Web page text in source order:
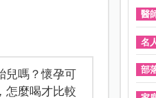
兒嗎？懷孕可
怎麼喝才比較
醫
名
部